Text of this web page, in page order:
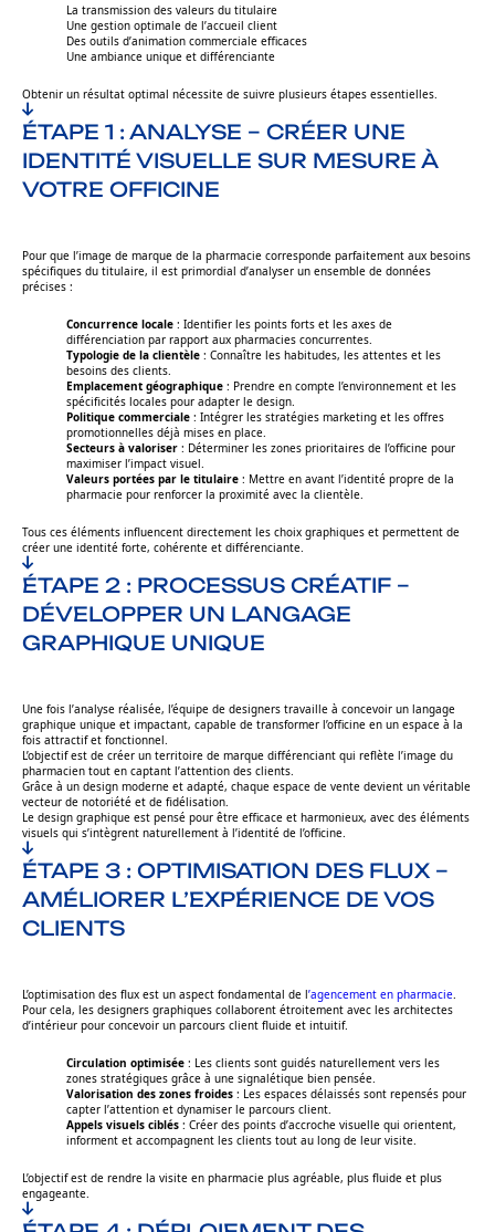
La transmission des valeurs du titulaire
Une gestion optimale de l’accueil client
Des outils d’animation commerciale efficaces
Une ambiance unique et différenciante
Obtenir un résultat optimal nécessite de suivre plusieurs étapes essentielles.
ÉTAPE 1 : ANALYSE – CRÉER UNE
IDENTITÉ VISUELLE SUR MESURE À
VOTRE OFFICINE
Pour que l’image de marque de la pharmacie corresponde parfaitement aux besoins
spécifiques du titulaire, il est primordial d’analyser un ensemble de données
précises :
Concurrence locale : Identifier les points forts et les axes de
différenciation par rapport aux pharmacies concurrentes.
Typologie de la clientèle : Connaître les habitudes, les attentes et les
besoins des clients.
Emplacement géographique : Prendre en compte l’environnement et les
spécificités locales pour adapter le design.
Politique commerciale : Intégrer les stratégies marketing et les offres
promotionnelles déjà mises en place.
Secteurs à valoriser : Déterminer les zones prioritaires de l’officine pour
maximiser l’impact visuel.
Valeurs portées par le titulaire : Mettre en avant l’identité propre de la
pharmacie pour renforcer la proximité avec la clientèle.
Tous ces éléments influencent directement les choix graphiques et permettent de
créer une identité forte, cohérente et différenciante.
ÉTAPE 2 : PROCESSUS CRÉATIF –
DÉVELOPPER UN LANGAGE
GRAPHIQUE UNIQUE
Une fois l’analyse réalisée, l’équipe de designers travaille à concevoir un langage
graphique unique et impactant, capable de transformer l’officine en un espace à la
fois attractif et fonctionnel.
L’objectif est de créer un territoire de marque différenciant qui reflète l’image du
pharmacien tout en captant l’attention des clients.
Grâce à un design moderne et adapté, chaque espace de vente devient un véritable
vecteur de notoriété et de fidélisation.
Le design graphique est pensé pour être efficace et harmonieux, avec des éléments
visuels qui s’intègrent naturellement à l’identité de l’officine.
ÉTAPE 3 : OPTIMISATION DES FLUX –
AMÉLIORER L’EXPÉRIENCE DE VOS
CLIENTS
L’optimisation des flux est un aspect fondamental de l’agencement en pharmacie
Pour cela, les designers graphiques collaborent étroitement avec les architectes
d’intérieur pour concevoir un parcours client fluide et intuitif.
Circulation optimisée : Les clients sont guidés naturellement vers les
zones stratégiques grâce à une signalétique bien pensée.
Valorisation des zones froides : Les espaces délaissés sont repensés pour
capter l’attention et dynamiser le parcours client.
Appels visuels ciblés : Créer des points d’accroche visuelle qui orientent,
informent et accompagnent les clients tout au long de leur visite.
L’objectif est de rendre la visite en pharmacie plus agréable, plus fluide et plus
engageante.